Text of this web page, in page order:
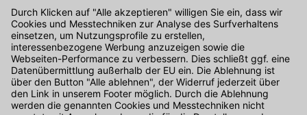
Kontakt
Unser Onlineshop Team ist montags bis freitags von 08:00 - 17:00